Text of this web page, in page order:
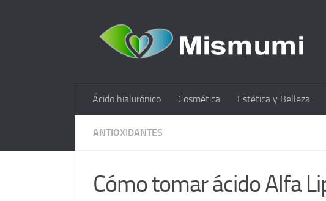
Ácido hialurónico Cosmética Estética y Belleza
ANTIOXIDANTES
Cómo tomar ácido Alfa